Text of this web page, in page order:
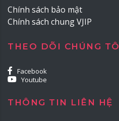
Chính sách bảo mật
Chính sách chung VJIP
THEO DÕI CHÚNG
Facebook
Youtube
THÔNG TIN LIÊN HỆ